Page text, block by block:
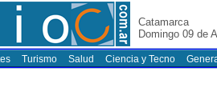
Catamarca
Domingo 09 de
Turismo Salud Ciencia y Tecno